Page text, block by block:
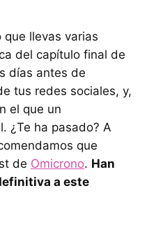
que llevas varias
del capítulo final de
días antes de
tus redes sociales, y,
el que un
¿Te ha pasado? A
que
de Omicrono. Han
a este